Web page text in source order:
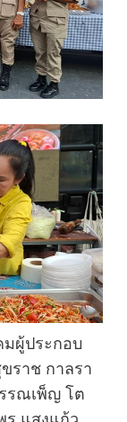
ผู้ประกอบ
ราช กาลรา
รณเพ็ญ โต